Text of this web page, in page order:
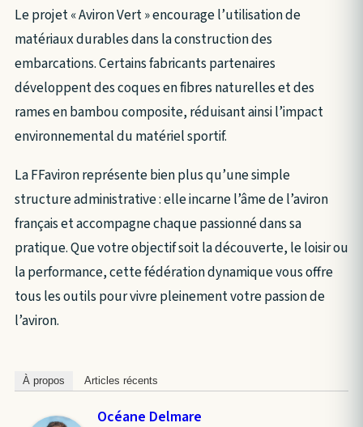
Le projet « Aviron Vert » encourage l’utilisation de
matériaux durables dans la construction des
embarcations. Certains fabricants partenaires
développent des coques en fibres naturelles et des
rames en bambou composite, réduisant ainsi l’impact
environnemental du matériel sportif.
La FFaviron représente bien plus qu’une simple
structure administrative : elle incarne l’âme de l’aviron
français et accompagne chaque passionné dans sa
pratique. Que votre objectif soit la découverte, le loisir ou
la performance, cette fédération dynamique vous offre
tous les outils pour vivre pleinement votre passion de
l’aviron.
À propos Articles récents
Océane Delmare